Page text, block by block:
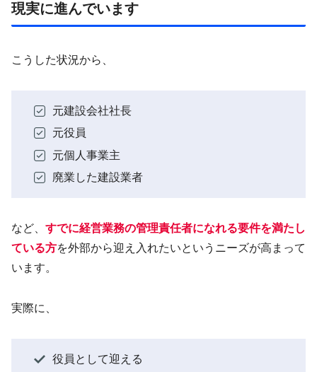
現実に進んでいます
こうした状況から、
元建設会社社長
元役員
元個人事業主
廃業した建設業者
など、 すでに経営業務の管理責任者になれる要件を満たし
ている方を外部から迎え入れたいというニーズが高まって
います。
実際に、
役員として迎える